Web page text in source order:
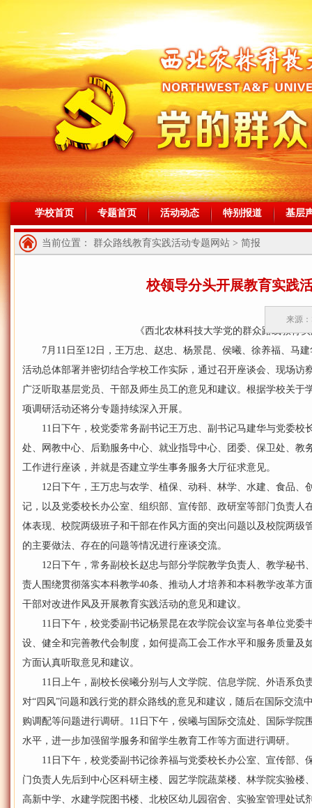
学校首页 专题首页 活动动态 特别报道 基层
当前位置： 群众路线教育实践活动专题网站 > 简报
校领导分头开展教育实践
来源
《西北农林科技大学党的群众路线教育
7月11日至12日，王万忠、赵忠、杨景昆、侯曦、徐养福、马建
活动总体部署并密切结合学校工作实际，通过召开座谈会、现场访
广泛听取基层党员、干部及师生员工的意见和建议。根据学校关于
项调研活动还将分专题持续深入开展。
11日下午，校党委常务副书记王万忠、副书记马建华与党委校
处、网教中心、后勤服务中心、就业指导中心、团委、保卫处、教
工作进行座谈，并就是否建立学生事务服务大厅征求意见。
12日下午，王万忠与农学、植保、动科、林学、水建、食品、
记，以及党委校长办公室、组织部、宣传部、政研室等部门负责人
体表现、校院两级班子和干部在作风方面的突出问题以及校院两级
的主要做法、存在的问题等情况进行座谈交流。
12日下午，常务副校长赵忠与部分学院教学负责人、教学秘书
责人围绕贯彻落实本科教学40条、推动人才培养和本科教学改革方
干部对改进作风及开展教育实践活动的意见和建议。
11日下午，校党委副书记杨景昆在农学院会议室与各单位党委
设、健全和完善教代会制度，如何提高工会工作水平和服务质量及
方面认真听取意见和建议。
11日上午，副校长侯曦分别与人文学院、信息学院、外语系负
对“四风”问题和践行党的群众路线的意见和建议，随后在国际交流
购调配等问题进行调研。11日下午，侯曦与国际交流处、国际学
水平，进一步加强留学服务和留学生教育工作等方面进行调研。
11日下午，校党委副书记徐养福与党委校长办公室、宣传部、
门负责人先后到中心区科研主楼、园艺学院蔬菜楼、林学院实验楼
高新中学、水建学院图书楼、北校区幼儿园宿舍、实验室管理处试